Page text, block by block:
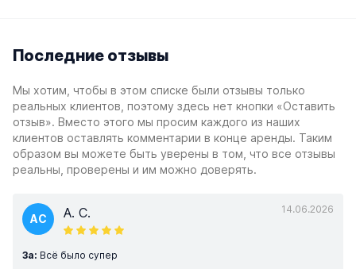
Последние отзывы
Мы хотим, чтобы в этом списке были отзывы только
реальных клиентов, поэтому здесь нет кнопки «Оставить
отзыв». Вместо этого мы просим каждого из наших
клиентов оставлять комментарии в конце аренды. Таким
образом вы можете быть уверены в том, что все отзывы
реальны, проверены и им можно доверять.
14.06.2026
AC A. C.
За: Всё было супер